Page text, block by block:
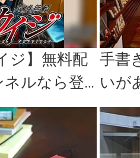
ジ】無料配
ネルなら登
手書
いが
る文